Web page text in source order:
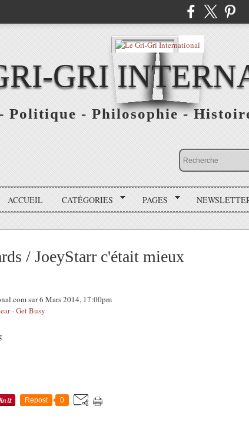
GRI
- Philosophie -
ACCUEIL CATÉGORIES PAGES
/ JoeyStarr c'était mieux
sur 6 Mars 2014, 17:00pm
- Get Busy
Repost 0